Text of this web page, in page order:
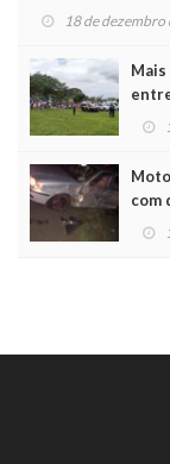
18 de dezembro
com